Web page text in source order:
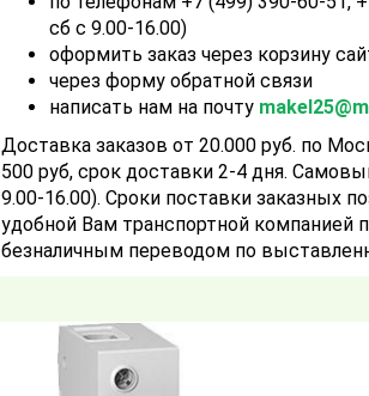
сб с 9.00-16.00)
оформить заказ через корзину
через форму обратной связи
написать нам на почту
Доставка заказов от 20.000 руб. по
500 руб, срок доставки 2-4 дня.
9.00-16.00). Сроки поставки заказных
удобной Вам транспортной компанией
безналичным переводом по